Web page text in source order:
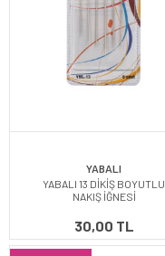
YABALI
YABALI 13 DİKİŞ BOYUTLU
NAKIŞ İĞNESİ
30,00 TL